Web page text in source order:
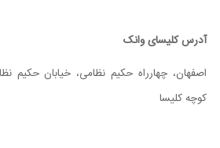
آدرس کلیسای وانک
اصفهان، چهارراه حکیم نظامی، خیابان حکیم
کوچه کلیسا